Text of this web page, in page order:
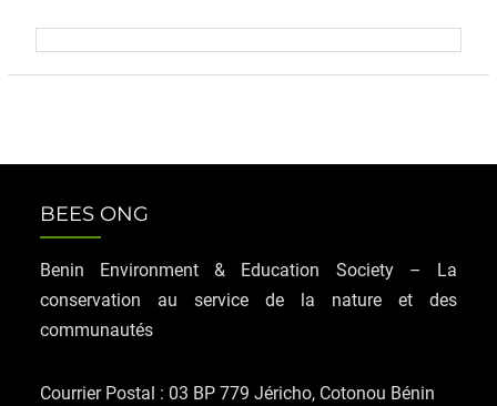
BEES ONG
Benin Environment & Education Society – La
conservation au service de la nature et des
communautés
Courrier Postal : 03 BP 779 Jéricho, Cotonou Bénin